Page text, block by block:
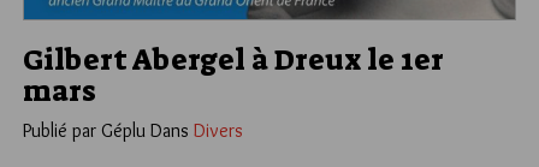
Gilbert Abergel à Dreux le 1er
mars
Publié par Géplu Dans Divers